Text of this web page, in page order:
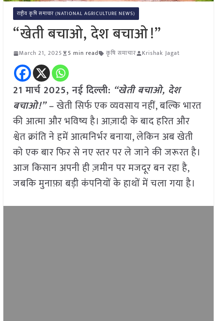
राष्ट्रीय कृषि समाचार (NATIONAL AGRICULTURE NEWS)
“खेती बचाओ, देश बचाओ!”
March 21, 2025 5 min read कृषि समाचार Krishak Jagat
21 मार्च 2025, नई दिल्ली: “खेती बचाओ, देश
बचाओ!” –खेती सिर्फ एक व्यवसाय नहीं, बल्कि भारत
की आत्मा और भविष्य है। आज़ादी के बाद हरित और
श्वेत क्रांति ने हमें आत्मनिर्भर बनाया, लेकिन अब खेती
को एक बार फिर से नए स्तर पर ले जाने की जरूरत है।
आज किसान अपनी ही ज़मीन पर मजदूर बन रहा है,
जबकि मुनाफ़ा बड़ी कंपनियों के हाथों में चला गया है।